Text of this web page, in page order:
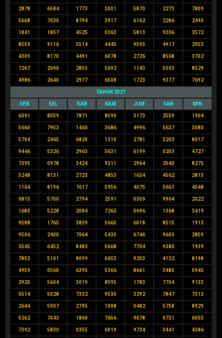
2878 6584 1773 3001 5870 2273 7809
5668 7030 8794 3917 6162 2286 2490
1841 1857 4525 0363 5813 9306 3572
8559 9116 5514 4445 9595 4917 2953
4309 8170 4491 6078 2726 8568 3702
7267 2690 2855 5692 1143 5503 8529
4986 2640 2977 6508 1723 9377 7692
TAHUN 2021
SEN SEL RAB KAM JUM SAB MIN
6091 8559 7871 8590 3173 2559 1904
5660 7953 1460 3686 4996 5637 3080
5704 2465 6820 1310 2781 3203 8017
9446 5326 2963 5631 6199 0203 4727
7395 0978 3424 9311 2964 2040 8275
5248 8131 2723 4853 1634 4562 2815
1164 8196 7617 5956 4075 5661 4548
0815 5700 2794 2591 0309 9964 2022
1680 5228 2084 7263 0696 1368 3419
9588 1765 3839 5660 6018 8515 1913
9506 2400 7064 5430 6746 9603 2859
3545 6452 8483 0668 7704 9380 1939
7853 5101 8099 0653 9203 4132 8198
4959 0560 6395 5366 8661 3480 0945
2920 5604 3019 8595 1783 7704 9133
0514 5028 7332 9530 3292 7847 7313
2644 5907 2795 1008 0482 5758 8929
0262 7043 1860 7656 9078 0731 6003
7392 5830 0355 6919 9734 3441 4386